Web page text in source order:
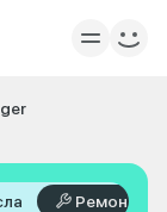
Ремонт